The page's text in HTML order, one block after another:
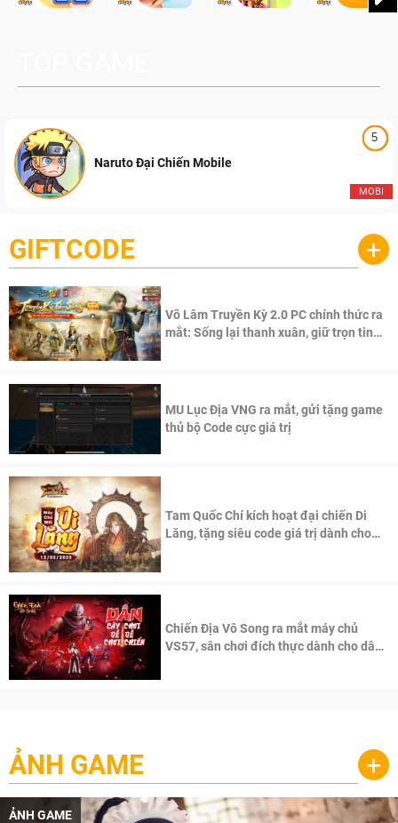
5
MOBI
Naruto Đại Chiến Mobile
GIFTCODE +
Võ Lâm Truyền Kỳ 2.0 PC chính thức ra
mắt: Sống lại thanh xuân, giữ trọn tinh
MU Lục Địa VNG ra mắt, gửi tặng game
thủ bộ Code cực giá trị
Tam Quốc Chí kích hoạt đại chiến Di
Lăng, tặng siêu code giá trị dành cho
Chiến Địa Vô Song ra mắt máy chủ
VS57, sân chơi đích thực dành cho dân
ẢNH GAME +
ẢNH GAME